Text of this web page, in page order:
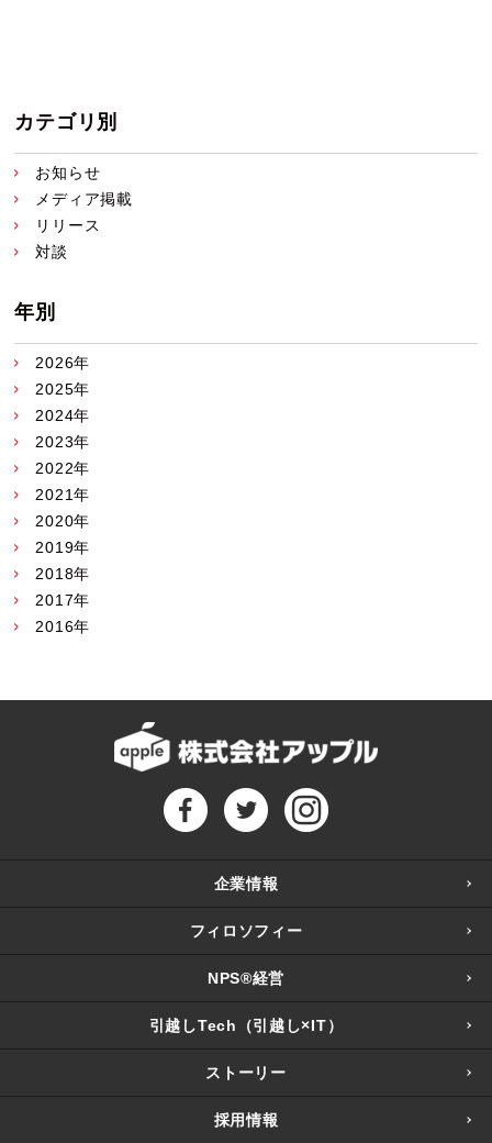
カテゴリ別
お知らせ
メディア掲載
リリース
対談
年別
2026年
2025年
2024年
2023年
2022年
2021年
2020年
2019年
2018年
2017年
2016年
企業情報
フィロソフィー
NPS®経営
引越しTech（引越し×IT）
ストーリー
採用情報